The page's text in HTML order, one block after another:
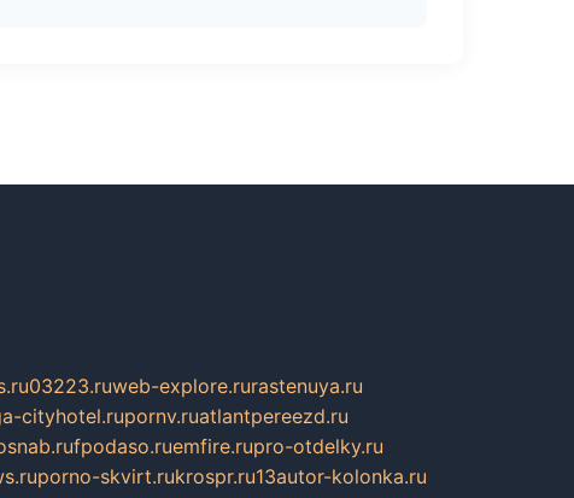
03223.ruweb-explore.rurastenuya.ru
cityhotel.rupornv.ruatlantpereezd.ru
fpodaso.ruemfire.rupro-otdelky.ru
porno-skvirt.rukrospr.ru13autor-kolonka.ru